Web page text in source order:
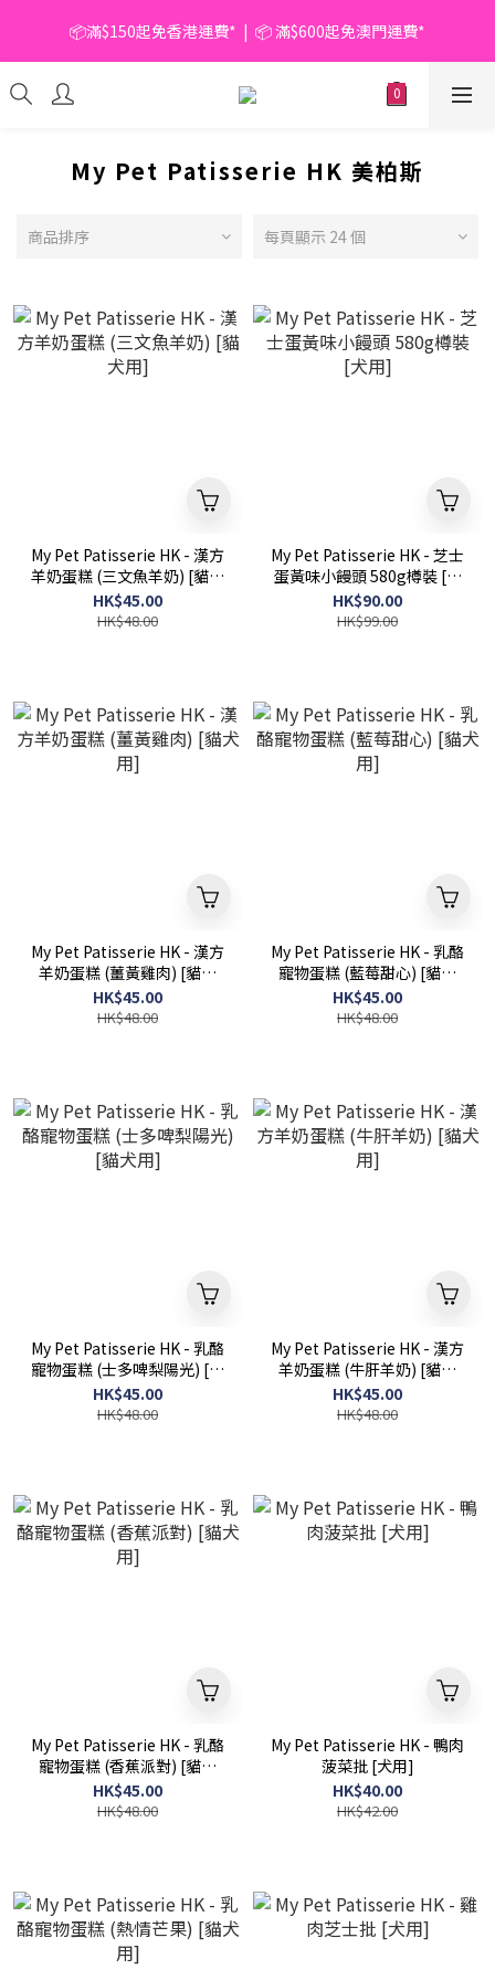
📦滿$150起免香港運費*  |  📦 滿$600起免澳門運費*
📦滿$150起免香港運費*  |  📦 滿$600起免澳門運費*
🥫 罐頭優惠 | 任選* 6件 即減 $6 |  任選* 24件 即減 $30 🥫 (按此了
解更多)
📦滿$150起免香港運費*  |  📦 滿$600起免澳門運費*
My Pet Patisserie HK 美柏斯
商品排序 每頁顯示 24 個
My Pet Patisserie HK - 漢方
羊奶蛋糕 (三文魚羊奶) [貓犬
用]
HK$45.00
HK$48.00
My Pet Patisserie HK - 芝士
蛋黃味小饅頭 580g樽裝 [犬
用]
HK$90.00
HK$99.00
My Pet Patisserie HK - 漢方
羊奶蛋糕 (薑黃雞肉) [貓犬
用]
HK$45.00
HK$48.00
My Pet Patisserie HK - 乳酪
寵物蛋糕 (藍莓甜心) [貓犬
用]
HK$45.00
HK$48.00
My Pet Patisserie HK - 乳酪
寵物蛋糕 (士多啤梨陽光) [貓
犬用]
HK$45.00
HK$48.00
My Pet Patisserie HK - 漢方
羊奶蛋糕 (牛肝羊奶) [貓犬
用]
HK$45.00
HK$48.00
My Pet Patisserie HK - 乳酪
寵物蛋糕 (香蕉派對) [貓犬
用]
HK$45.00
HK$48.00
My Pet Patisserie HK - 鴨肉
菠菜批 [犬用]
HK$40.00
HK$42.00